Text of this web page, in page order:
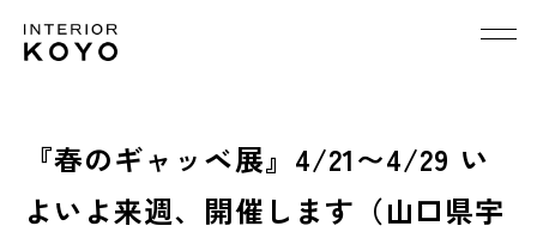
『春のギャッベ展』4/21〜4/29 い
よいよ来週、開催します（山口県宇